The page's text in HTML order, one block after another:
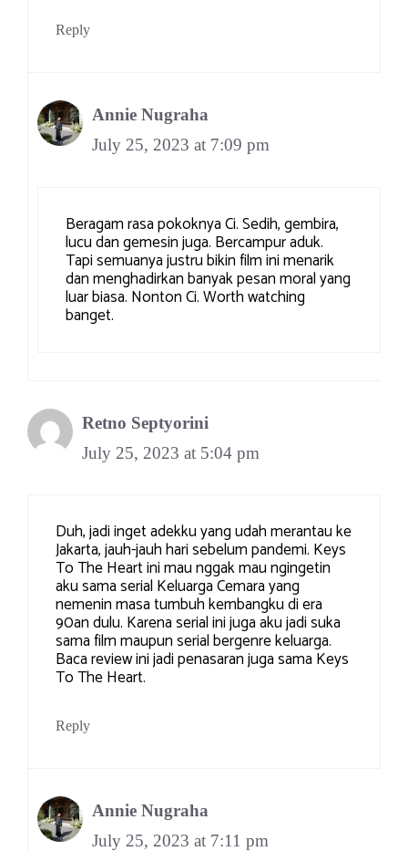
Reply
Annie Nugraha
July 25, 2023 at 7:09 pm
Beragam rasa pokoknya Ci. Sedih, gembira,
lucu dan gemesin juga. Bercampur aduk.
Tapi semuanya justru bikin film ini menarik
dan menghadirkan banyak pesan moral yang
luar biasa. Nonton Ci. Worth watching
banget.
Retno Septyorini
July 25, 2023 at 5:04 pm
Duh, jadi inget adekku yang udah merantau ke
Jakarta, jauh-jauh hari sebelum pandemi. Keys
To The Heart ini mau nggak mau ngingetin
aku sama serial Keluarga Cemara yang
nemenin masa tumbuh kembangku di era
90an dulu. Karena serial ini juga aku jadi suka
sama film maupun serial bergenre keluarga.
Baca review ini jadi penasaran juga sama Keys
To The Heart.
Reply
Annie Nugraha
July 25, 2023 at 7:11 pm